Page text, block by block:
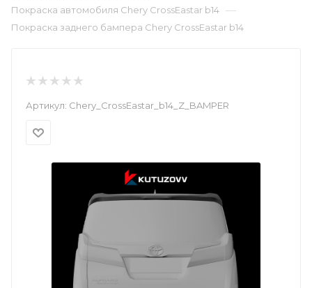
Покраска автомобиля Chery CrossEastar b14 —
Покраска заднего бампера Chery CrossEastar b14
Артикул: Chery_CrossEastar_b14_Z_BAMPER